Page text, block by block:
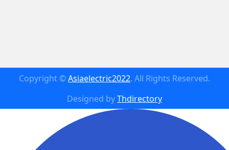
Copyright ©Asiaelectric2022. All Rights Reserved.
Designed byThdirectory